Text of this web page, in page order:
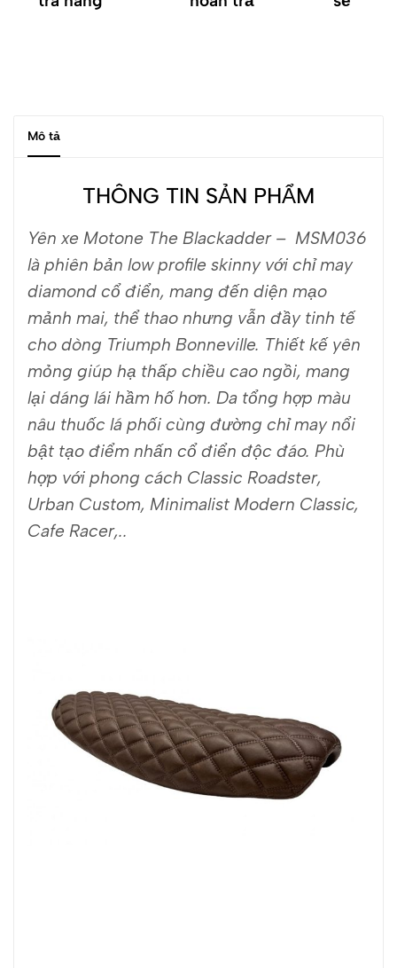
Mô tả
THÔNG TIN SẢN PHẨM
Yên xe Motone The Blackadder – MSM036
là phiên bản low profile skinny với chỉ may
diamond cổ điển, mang đến diện mạo
mảnh mai, thể thao nhưng vẫn đầy tinh tế
cho dòng Triumph Bonneville. Thiết kế yên
mỏng giúp hạ thấp chiều cao ngồi, mang
lại dáng lái hầm hố hơn. Da tổng hợp màu
nâu thuốc lá phối cùng đường chỉ may nổi
bật tạo điểm nhấn cổ điển độc đáo. Phù
hợp với phong cách Classic Roadster,
Urban Custom, Minimalist Modern Classic,
Cafe Racer,..